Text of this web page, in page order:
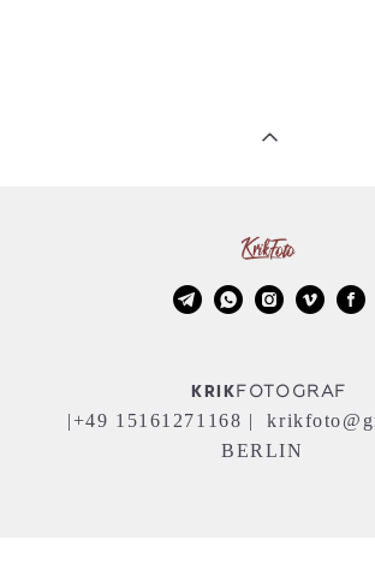
KRIKFOTOGRAF
|+49 15161271168 |
BERLIN